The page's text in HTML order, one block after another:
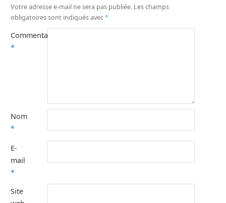
Votre adresse e-mail ne sera pas publiée. Les champs
obligatoires sont indiqués avec*
Commentaire
*
Nom
*
E-
mail
*
Site